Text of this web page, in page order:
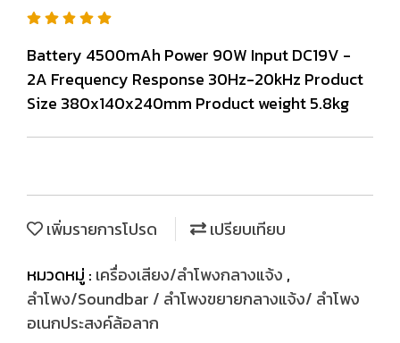
Battery 4500mAh Power 90W Input DC19V -
2A Frequency Response 30Hz-20kHz Product
Size 380x140x240mm Product weight 5.8kg
เพิ่มรายการโปรด
เปรียบเทียบ
หมวดหมู่ : เครื่องเสียง/ลำโพงกลางแจ้ง ,
ลำโพง/Soundbar / ลำโพงขยายกลางแจ้ง/ ลำโพง
อเนกประสงค์ล้อลาก